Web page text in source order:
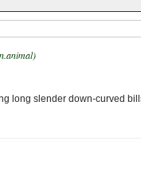
long slender down-curved